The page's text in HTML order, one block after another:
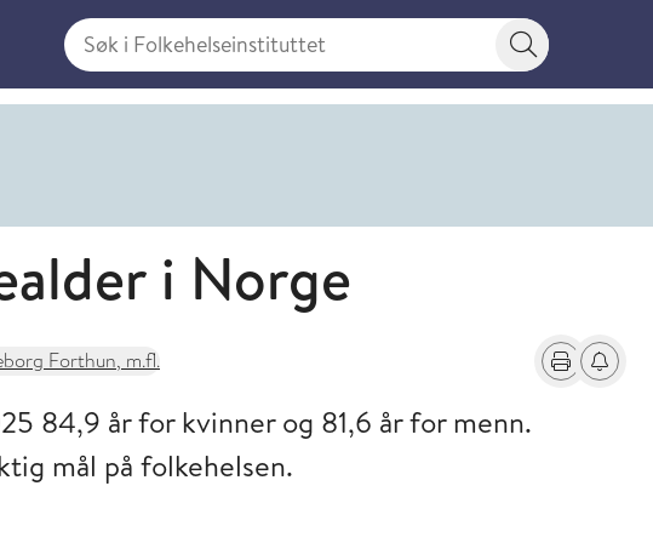
Søk i Folkehelseinstituttet
Søkeknapp
i Norge
Forthun, m.fl. Skriv ut
Få
84,9 år for kvinner og 81,6 år for menn.
mål på folkehelsen.